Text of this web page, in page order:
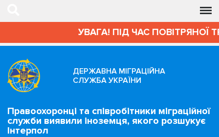
УВАГА! ПІД ЧАС ПОВІТРЯНОЇ
ДЕРЖАВНА МІГРАЦІЙНА
СЛУЖБА УКРАЇНИ
Правоохоронці та співробітники міграційної
служби виявили іноземця, якого розшукує
Інтерпол